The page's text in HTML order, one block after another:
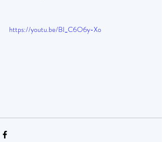
https://youtu.be/BI_C6O6y-Xo